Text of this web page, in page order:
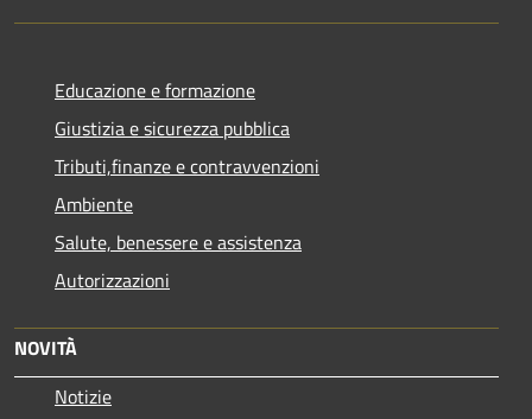
Educazione e formazione
Giustizia e sicurezza pubblica
Tributi,finanze e contravvenzioni
Ambiente
Salute, benessere e assistenza
Autorizzazioni
NOVITÀ
Notizie